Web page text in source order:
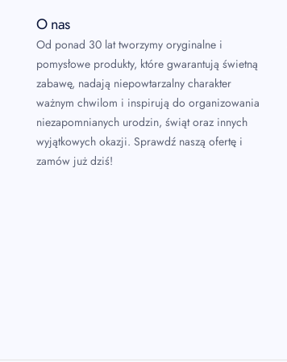
O nas
Od ponad 30 lat tworzymy oryginalne i
pomysłowe produkty, które gwarantują świetną
zabawę, nadają niepowtarzalny charakter
ważnym chwilom i inspirują do organizowania
niezapomnianych urodzin, świąt oraz innych
wyjątkowych okazji. Sprawdź naszą ofertę i
zamów już dziś!